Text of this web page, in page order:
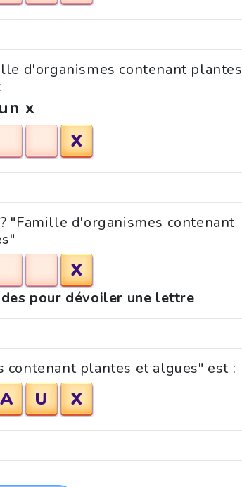
d'organismes contenant plantes
x
X
"Famille d'organismes contenant
X
pour dévoiler une lettre
contenant plantes et algues" est :
A U X